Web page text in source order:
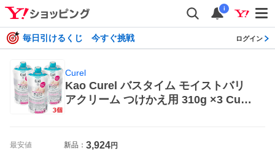
i
毎日引けるくじ 今すぐ挑戦 ログイン
Curel
Kao Curel バスタイム モイストバリ
アクリーム つけかえ用 310g ×3 Curel
最安値 新品： 3,924円